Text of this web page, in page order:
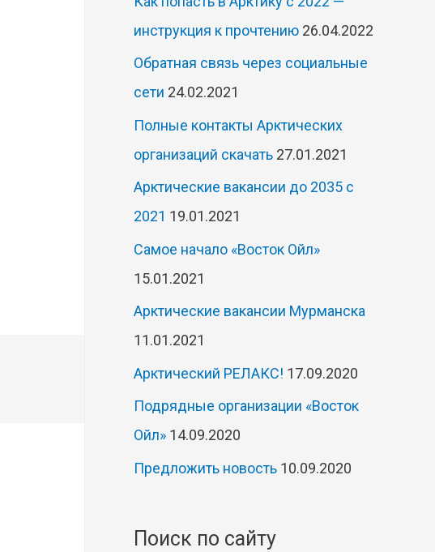
инструкция к прочтению 26.04.2022
Обратная связь через социальные
сети 24.02.2021
Полные контакты Арктических
организаций скачать 27.01.2021
Арктические вакансии до 2035 с
2021 19.01.2021
Самое начало «Восток Ойл»
15.01.2021
Арктические вакансии Мурманска
11.01.2021
Арктический РЕЛАКС! 17.09.2020
Подрядные организации «Восток
Ойл» 14.09.2020
Предложить новость 10.09.2020
Поиск по сайту